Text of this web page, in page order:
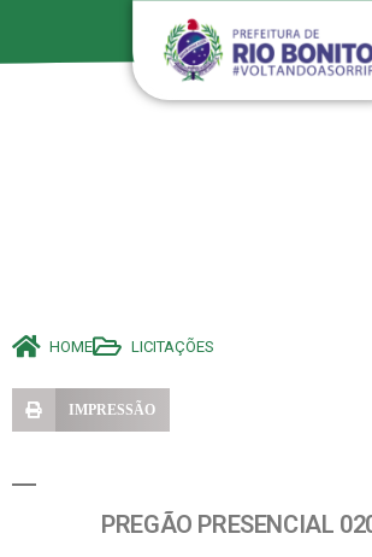
HOME LICITAÇÕES
IMPRESSÃO
PREGÃO PRESENCIAL